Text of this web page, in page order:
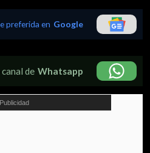
preferida en Google
de Whatsapp